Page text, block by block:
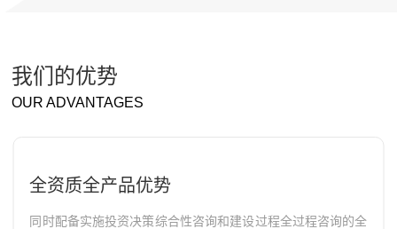
我们的优势
OUR ADVANTAGES
全资质全产品优势
同时配备实施投资决策综合性咨询和建设过程全过程咨询的全